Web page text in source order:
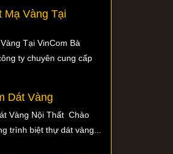
Mạ Vàng Tại
Tại VinCom Bà
ty chuyên cung cấp
Dát Vàng
Vàng Nội Thất Chào
trình biệt thự dát vàng...